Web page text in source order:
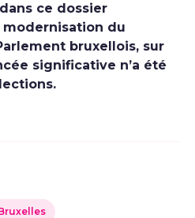
ce dossier
modernisation du
bruxellois, sur
significative n’a été